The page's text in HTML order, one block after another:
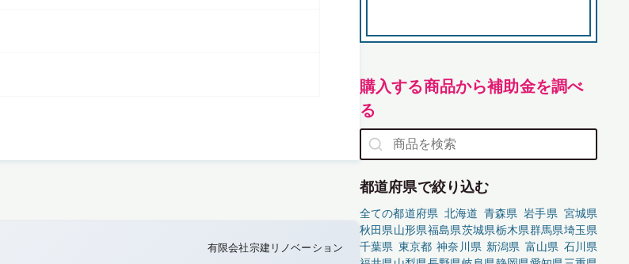
有限会社宗建リノベーション
購入する商品から補助金を調べ
る
都道府県で絞り込む
全ての都道府県 北海道 青森県 岩手県 宮城県
秋田県山形県福島県茨城県栃木県群馬県埼玉県
千葉県 東京都 神奈川県 新潟県 富山県 石川県